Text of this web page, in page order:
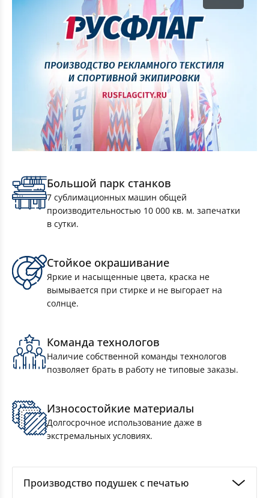
Ростовые подушки (Дакимакура)
Сумки спортивные на заказ
Большой парк станков
7 сублимационных машин общей
производительностью 10 000 кв. м. запечатки
в сутки.
Стойкое окрашивание
Яркие и насыщенные цвета, краска не
вымывается при стирке и не выгорает на
солнце.
Команда технологов
Наличие собственной команды технологов
позволяет брать в работу не типовые заказы.
Износостойкие материалы
Долгосрочное использование даже в
экстремальных условиях.
Производство подушек с печатью